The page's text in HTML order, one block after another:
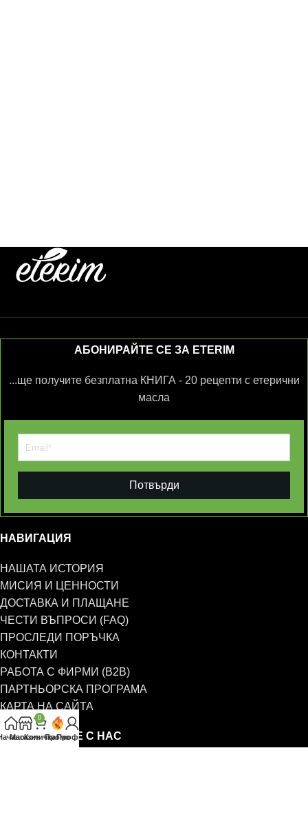
АБОНИРАЙТЕ СЕ ЗА ETERIM
...ще получите безплатна КНИГА - 20 рецепти с етерични
масла
Потвърди
НАВИГАЦИЯ
НАШАТА ИСТОРИЯ
МИСИЯ И ЦЕННОСТИ
ДОСТАВКА И ПЛАЩАНЕ
ЧЕСТИ ВЪПРОСИ (FAQ)
ПРОСЛЕДИ ПОРЪЧКА
КОНТАКТИ
РАБОТА С ФИРМИ (B2B)
ПАРТНЬОРСКА ПРОГРАМА
КАРТА НА САЙТА
СВЪРЖЕТЕ СЕ С НАС
Магазин
0
КоличкаПромоПрофил